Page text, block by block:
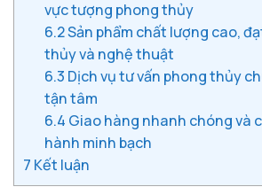
vực tượng phong thủy
6.2Sản phẩm chất lượng cao,
thủy và nghệ thuật
6.3 Dịch vụ tư vấn phong thủy
tận tâm
6.4 Giao hàng nhanh chóng và
hành minh bạch
7 Kết luận